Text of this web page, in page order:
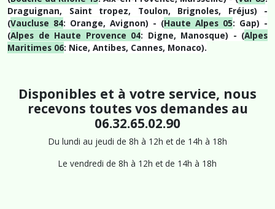
Draguignan, Saint tropez, Toulon, Brignoles, Fréjus) -
(Vaucluse 84: Orange, Avignon) - (Haute Alpes 05: Gap) -
(Alpes de Haute Provence 04: Digne, Manosque) - (Alpes
Maritimes 06: Nice, Antibes, Cannes, Monaco).
Disponibles et à votre service, nous
recevons toutes vos demandes au
06.32.65.02.90
Du lundi au jeudi de 8h à 12h et de 14h à 18h
Le vendredi de 8h à 12h et de 14h à 18h